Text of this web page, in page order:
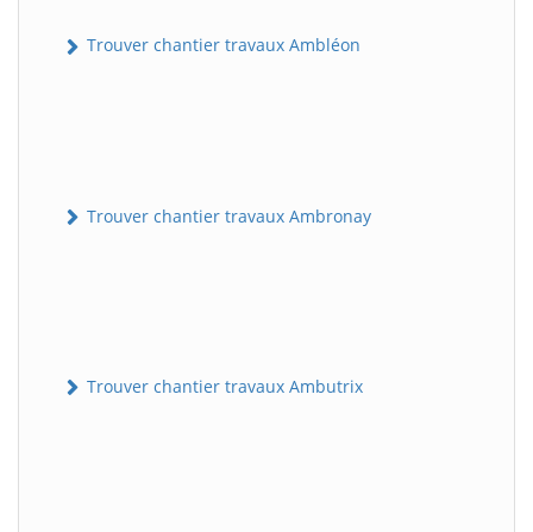
Trouver chantier travaux Ambléon
Trouver chantier travaux Ambronay
Trouver chantier travaux Ambutrix